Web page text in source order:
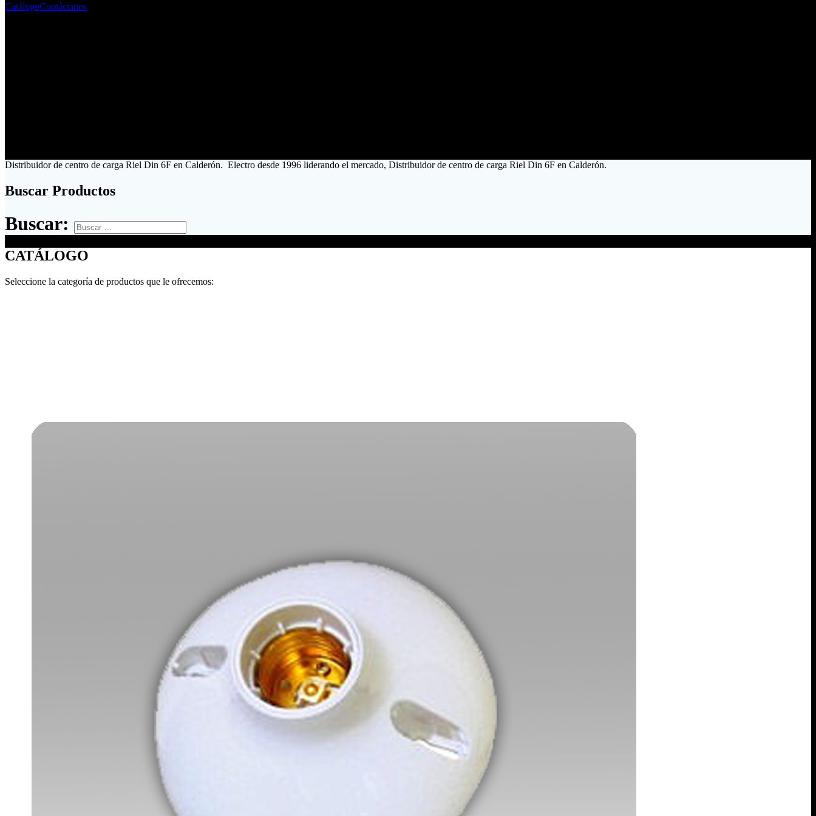
CatálogoContáctanos
Distribuidor de centro de carga Riel Din 6F en Calderón. Electro desde 1996 liderando el mercado, Distribuidor de centro de carga Riel Din 6F en Calderón.
Buscar Productos
Buscar:
CATÁLOGO
Seleccione la categoría de productos que le ofrecemos: